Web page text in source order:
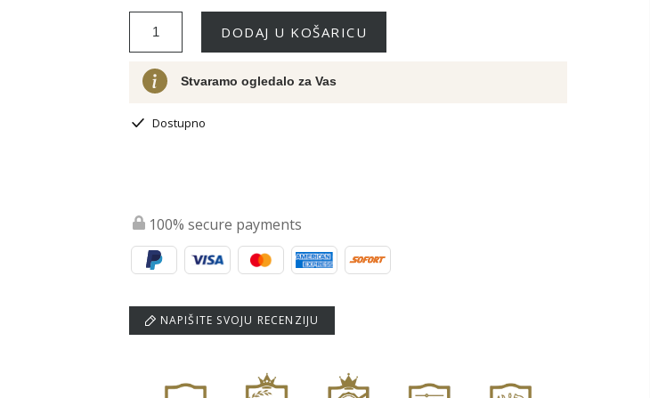
DODAJ U KOŠARICU
Stvaramo ogledalo za Vas
Dostupno
100% secure payments
NAPIŠITE SVOJU RECENZIJU